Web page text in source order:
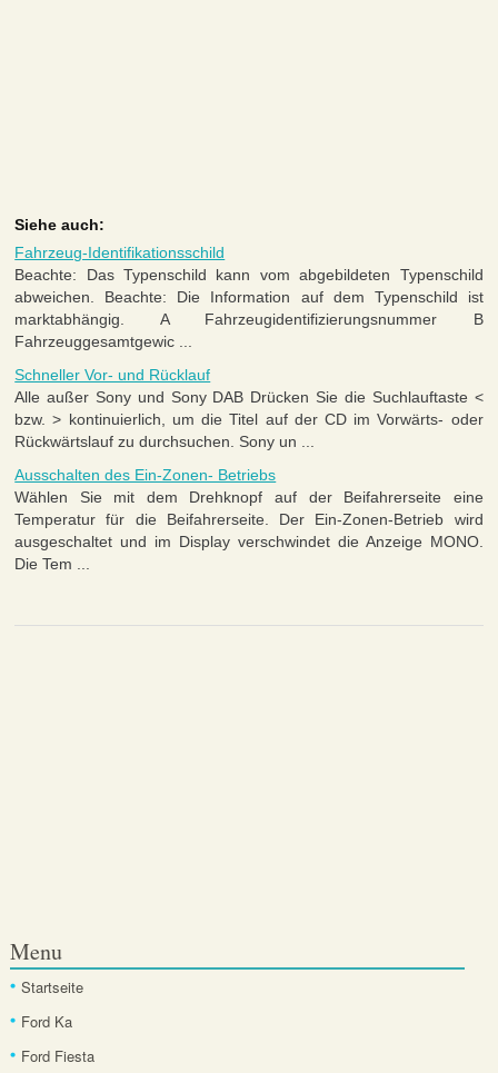
Siehe auch:
Fahrzeug-Identifikationsschild
Beachte: Das Typenschild kann vom abgebildeten Typenschild
abweichen. Beachte: Die Information auf dem Typenschild ist
marktabhängig. A Fahrzeugidentifizierungsnummer B
Fahrzeuggesamtgewic ...
Schneller Vor- und Rücklauf
Alle außer Sony und Sony DAB Drücken Sie die Suchlauftaste <
bzw. > kontinuierlich, um die Titel auf der CD im Vorwärts- oder
Rückwärtslauf zu durchsuchen. Sony un ...
Ausschalten des Ein-Zonen- Betriebs
Wählen Sie mit dem Drehknopf auf der Beifahrerseite eine
Temperatur für die Beifahrerseite. Der Ein-Zonen-Betrieb wird
ausgeschaltet und im Display verschwindet die Anzeige MONO.
Die Tem ...
Menu
Startseite
Ford Ka
Ford Fiesta